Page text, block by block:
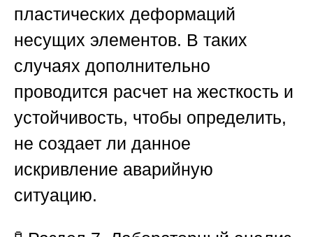
пластических деформаций
несущих элементов. В таких
случаях дополнительно
проводится расчет на жесткость и
устойчивость, чтобы определить,
не создает ли данное
искривление аварийную
ситуацию.